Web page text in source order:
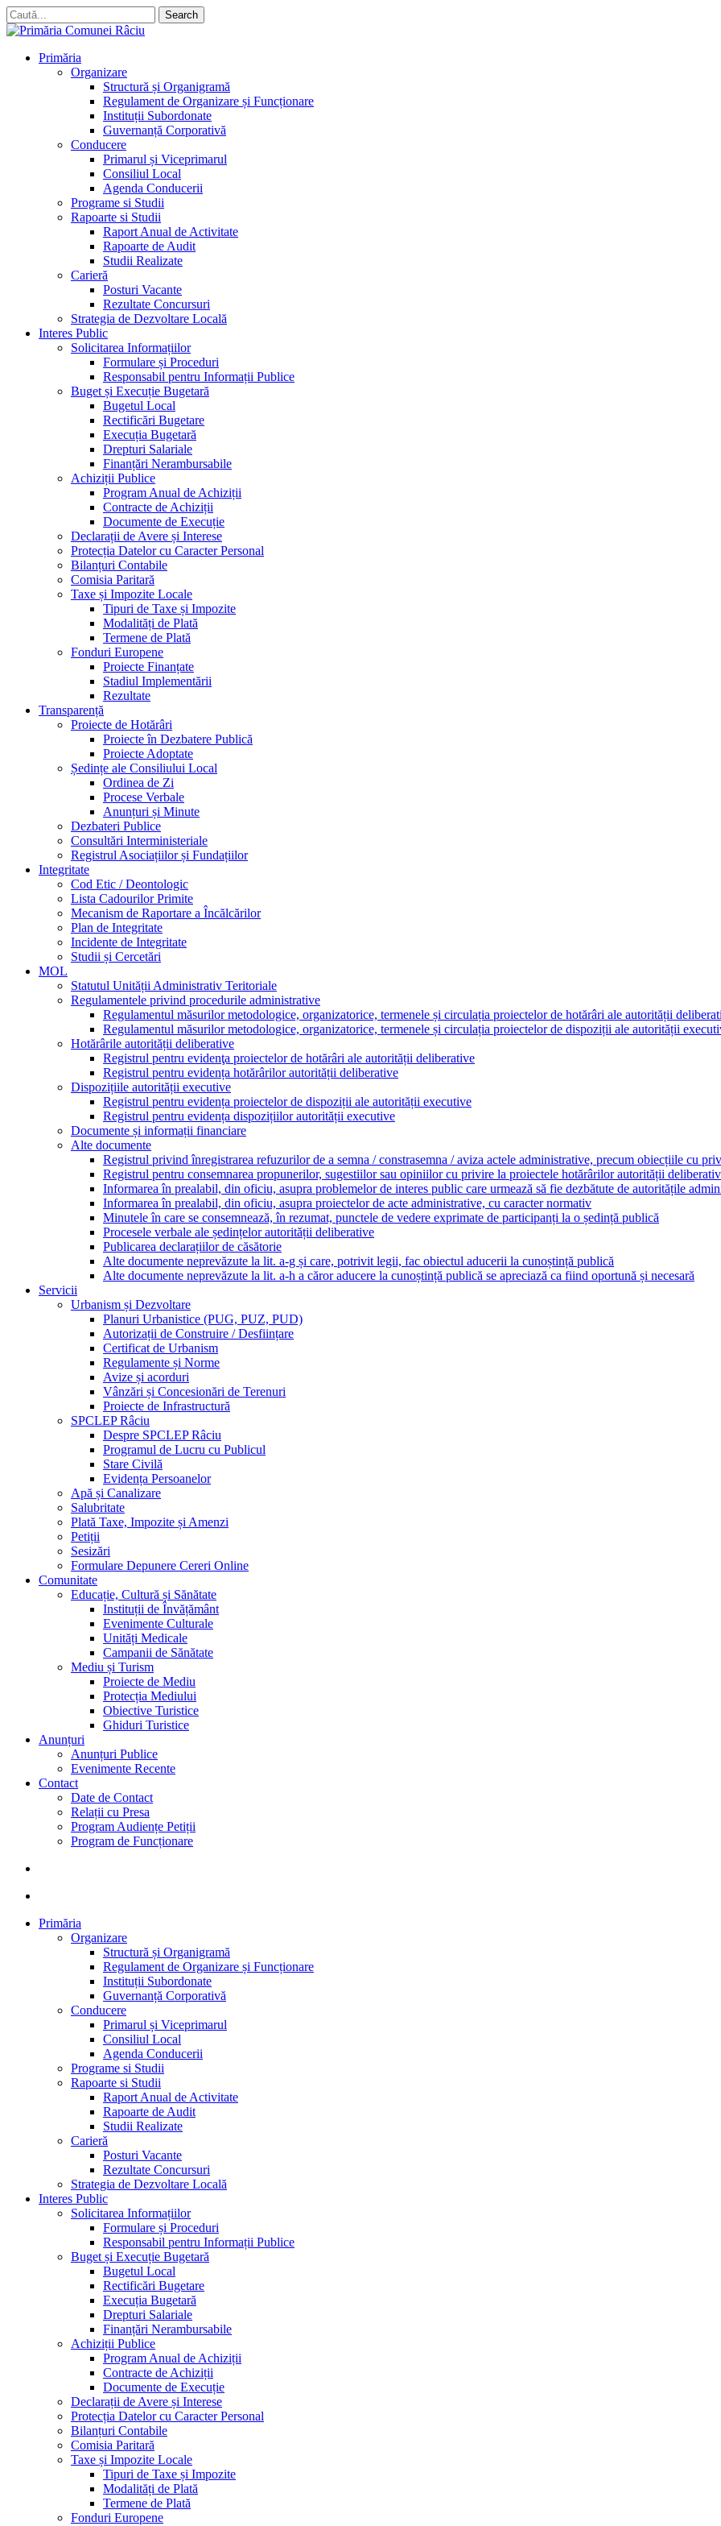
Skip
to
content
Search
Close
search
account
Menu
Primăria
Organizare
Structură și Organigramă
Regulament de Organizare și Funcționare
Instituții Subordonate
Guvernanță Corporativă
Conducere
Primarul și Viceprimarul
Consiliul Local
Agenda Conducerii
Programe si Studii
Rapoarte si Studii
Raport Anual de Activitate
Rapoarte de Audit
Studii Realizate
Carieră
Posturi Vacante
Rezultate Concursuri
Strategia de Dezvoltare Locală
Interes Public
Solicitarea Informațiilor
Formulare și Proceduri
Responsabil pentru Informații Publice
Buget și Execuție Bugetară
Bugetul Local
Rectificări Bugetare
Execuția Bugetară
Drepturi Salariale
Finanțări Nerambursabile
Achiziții Publice
Program Anual de Achiziții
Contracte de Achiziții
Documente de Execuție
Declarații de Avere și Interese
Protecția Datelor cu Caracter Personal
Bilanțuri Contabile
Comisia Paritară
Taxe și Impozite Locale
Tipuri de Taxe și Impozite
Modalități de Plată
Termene de Plată
Fonduri Europene
Proiecte Finanțate
Stadiul Implementării
Rezultate
Transparență
Proiecte de Hotărâri
Proiecte în Dezbatere Publică
Proiecte Adoptate
Ședințe ale Consiliului Local
Ordinea de Zi
Procese Verbale
Anunțuri și Minute
Dezbateri Publice
Consultări Interministeriale
Registrul Asociațiilor și Fundațiilor
Integritate
Cod Etic / Deontologic
Lista Cadourilor Primite
Mecanism de Raportare a Încălcărilor
Plan de Integritate
Incidente de Integritate
Studii și Cercetări
MOL
Statutul Unității Administrativ Teritoriale
Regulamentele privind procedurile administrative
Regulamentul măsurilor metodologice, organizatorice, termenele și circulația proiectelor de hotărâri ale autorității
Regulamentul măsurilor metodologice, organizatorice, termenele și circulația proiectelor de dispoziții ale autorității
Hotărârile autorității deliberative
Registrul pentru evidenţa proiectelor de hotărâri ale autorității deliberative
Registrul pentru evidența hotărârilor autorității deliberative
Dispozițiile autorității executive
Registrul pentru evidența proiectelor de dispoziții ale autorității executive
Registrul pentru evidența dispozițiilor autorității executive
Documente și informații financiare
Alte documente
Registrul privind înregistrarea refuzurilor de a semna / constrasemna / aviza actele administrative, precum obiecțiile cu
Registrul pentru consemnarea propunerilor, sugestiilor sau opiniilor cu privire la proiectele hotărârilor autorității
Informarea în prealabil, din oficiu, asupra problemelor de interes public care urmează să fie dezbătute de autoritățile
Informarea în prealabil, din oficiu, asupra proiectelor de acte administrative, cu caracter normativ
Minutele în care se consemnează, în rezumat, punctele de vedere exprimate de participanți la o ședință publică
Procesele verbale ale ședințelor autorității deliberative
Publicarea declarațiilor de căsătorie
Alte documente neprevăzute la lit. a-g și care, potrivit legii, fac obiectul aducerii la cunoștință publică
Alte documente neprevăzute la lit. a-h a căror aducere la cunoștință publică se apreciază ca fiind oportună și necesară
Servicii
Urbanism și Dezvoltare
Planuri Urbanistice (PUG, PUZ, PUD)
Autorizații de Construire / Desființare
Certificat de Urbanism
Regulamente și Norme
Avize și acorduri
Vânzări și Concesionări de Terenuri
Proiecte de Infrastructură
SPCLEP Râciu
Despre SPCLEP Râciu
Programul de Lucru cu Publicul
Stare Civilă
Evidența Persoanelor
Apă și Canalizare
Salubritate
Plată Taxe, Impozite și Amenzi
Petiții
Sesizări
Formulare Depunere Cereri Online
Comunitate
Educație, Cultură și Sănătate
Instituții de Învățământ
Evenimente Culturale
Unități Medicale
Campanii de Sănătate
Mediu și Turism
Proiecte de Mediu
Protecția Mediului
Obiective Turistice
Ghiduri Turistice
Anunțuri
Anunțuri Publice
Evenimente Recente
Contact
Date de Contact
Relații cu Presa
Program Audiențe Petiții
Program de Funcționare
Primăria
Organizare
Structură și Organigramă
Regulament de Organizare și Funcționare
Instituții Subordonate
Guvernanță Corporativă
Conducere
Primarul și Viceprimarul
Consiliul Local
Agenda Conducerii
Programe si Studii
Rapoarte si Studii
Raport Anual de Activitate
Rapoarte de Audit
Studii Realizate
Carieră
Posturi Vacante
Rezultate Concursuri
Strategia de Dezvoltare Locală
Interes Public
Solicitarea Informațiilor
Formulare și Proceduri
Responsabil pentru Informații Publice
Buget și Execuție Bugetară
Bugetul Local
Rectificări Bugetare
Execuția Bugetară
Drepturi Salariale
Finanțări Nerambursabile
Achiziții Publice
Program Anual de Achiziții
Contracte de Achiziții
Documente de Execuție
Declarații de Avere și Interese
Protecția Datelor cu Caracter Personal
Bilanțuri Contabile
Comisia Paritară
Taxe și Impozite Locale
Tipuri de Taxe și Impozite
Modalități de Plată
Termene de Plată
Fonduri Europene